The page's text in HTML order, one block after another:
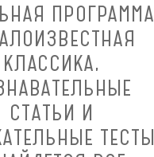
ПРОГРАММА
КЛАССИКА,
СТАТЬИ И
ТЕСТЫ